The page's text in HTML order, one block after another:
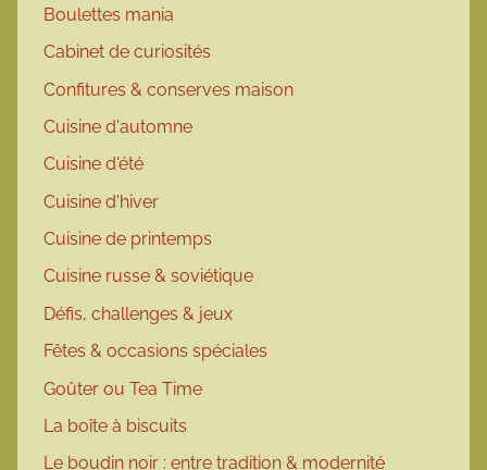
Boulettes mania
Cabinet de curiosités
Confitures & conserves maison
Cuisine d'automne
Cuisine d'été
Cuisine d'hiver
Cuisine de printemps
Cuisine russe & soviétique
Défis, challenges & jeux
Fêtes & occasions spéciales
Goûter ou Tea Time
La boîte à biscuits
Le boudin noir : entre tradition & modernité